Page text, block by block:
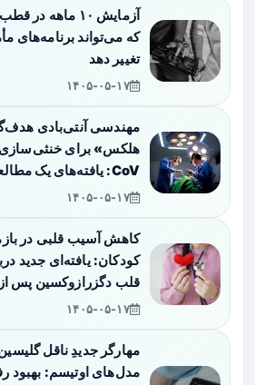
آزمایش ۱۰
که می‌تواند برنامه‌های
تغییر دهد
۱۴۰۵-۰۵-۱۷
مهندسی آنتی‌بادی
CoV: یافته‌های یک مطالعه پیش‌بالینی
۱۴۰۵-۰۵-۱۷
کاهش آسیب قلبی در
کودکان: یافته‌ای جدید
قلب دگزرازوکسین پس از ۱۵ سال یا بیشتر
۱۴۰۵-۰۵-۱۷
مدل‌های اوتیسم: بهبود